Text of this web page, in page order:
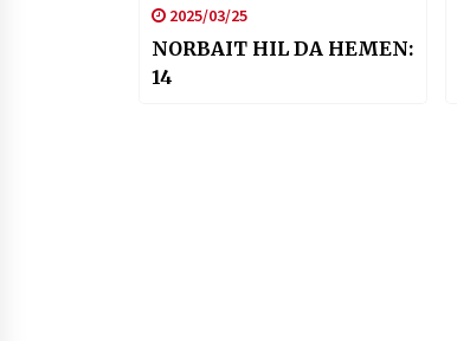
2025/03/25
NORBAIT HIL DA HEMEN:
14